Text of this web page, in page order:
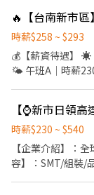
完整線上／實體
間皆有計薪 - 立即
施工後現場環境
運、清點、外觀檢查
法享有勞、健
快速預約.詢問
取任何費用
時薪$258 ~ $293
💰【薪資待遇】 ☀
🌤 午班A｜時薪
區大營里 ━━━━━━━━━━━━━━ 📦【工作內容】 ✔ 出貨
作業 ✔ 撿貨作業 ✔ 退貨處理 ✔ 商品上架 ✔ 包裝作業 ✨ 工作簡單易
學 ✨ 無經驗
作時間】 ☀ 日班
班A｜13:30－
時薪$230 ~ $540
【企業介紹】：
容】：SMT/組裝/